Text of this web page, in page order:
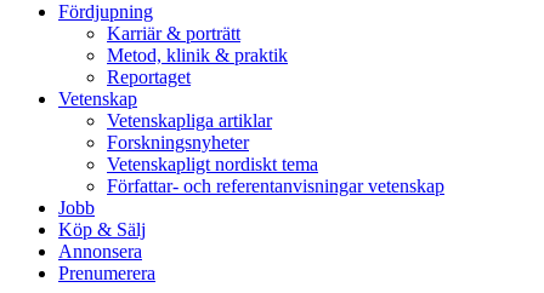
Fördjupning
Karriär & porträtt
Metod, klinik & praktik
Reportaget
Vetenskap
Vetenskapliga artiklar
Forskningsnyheter
Vetenskapligt nordiskt tema
Författar- och referentanvisningar vetenskap
Jobb
Köp & Sälj
Annonsera
Prenumerera